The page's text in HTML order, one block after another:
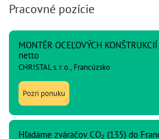
Pracovné pozície
MONTÉR OCEĽOVÝCH
netto
CHRISTAL s. r. o., Francúzsko
Pozri ponuku
Hľadáme zváračov CO₂ (135) do